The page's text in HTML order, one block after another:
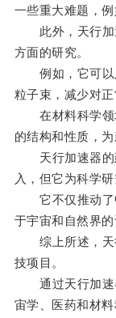
一些重大难题，
此外，天行加
方面的研究。
例如，它可以
粒子束，减少对
在材料科学领
的结构和性质，
天行加速器的
入，但它为科学
它不仅推动了
于宇宙和自然界
综上所述，天
技项目。
通过天行加速
宙学、医药和材